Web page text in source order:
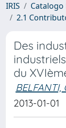
IRIS Catalogo
2.1
Des
du
BELFANTI,
2013-01-01